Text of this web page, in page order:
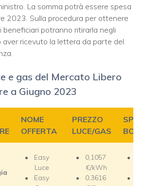
La somma potrà essere spesa
2023. Sulla procedura per ottenere
beneficiari potranno ritirarla negli
aver ricevuto la lettera da parte del
e gas del Mercato Libero
a Giugno 2023
NOME
OFFERTA
PREZZO
LUCE/GAS
Easy
Luce
Easy
0,1057
€/kWh
0,3616